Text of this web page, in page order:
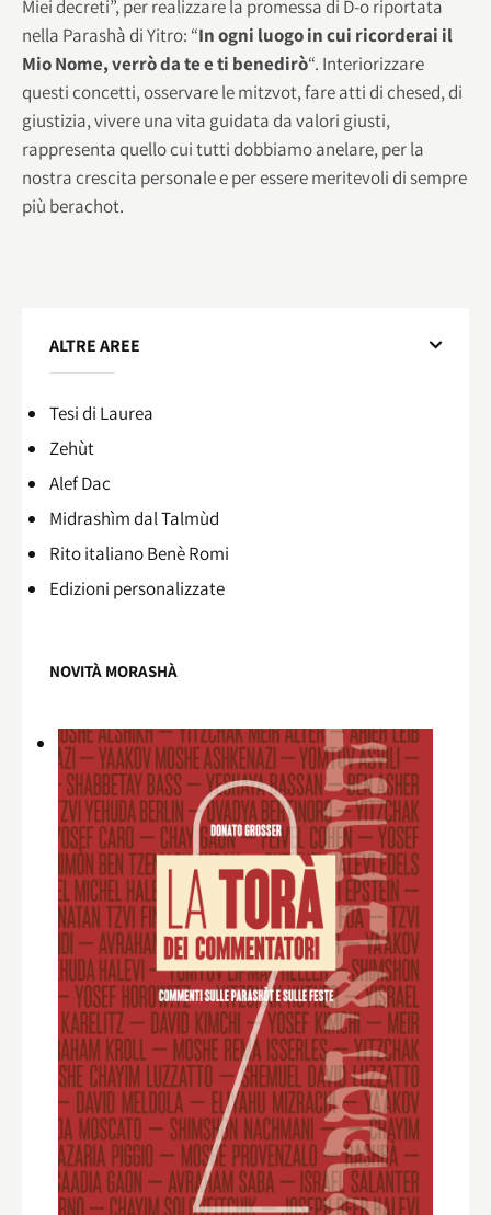
Miei decreti”, per realizzare la promessa di D-o riportata
nella Parashà di Yitro: “In ogni luogo in cui ricorderai il
Mio Nome, verrò da te e ti benedirò“. Interiorizzare
questi concetti, osservare le mitzvot, fare atti di chesed, di
giustizia, vivere una vita guidata da valori giusti,
rappresenta quello cui tutti dobbiamo anelare, per la
nostra crescita personale e per essere meritevoli di sempre
più berachot.
ALTRE AREE
Tesi di Laurea
Zehùt
Alef Dac
Midrashìm dal Talmùd
Rito italiano Benè Romi​
Edizioni personalizzate
NOVITÀ MORASHÀ